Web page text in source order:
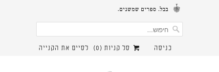
כניסה לסיים את הקנייה סל קניות ( 0
)